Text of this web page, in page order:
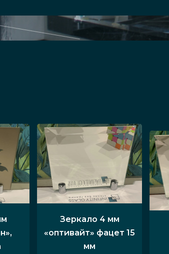
Зеркало 4 мм
«оптивайт» фацет 15
мм